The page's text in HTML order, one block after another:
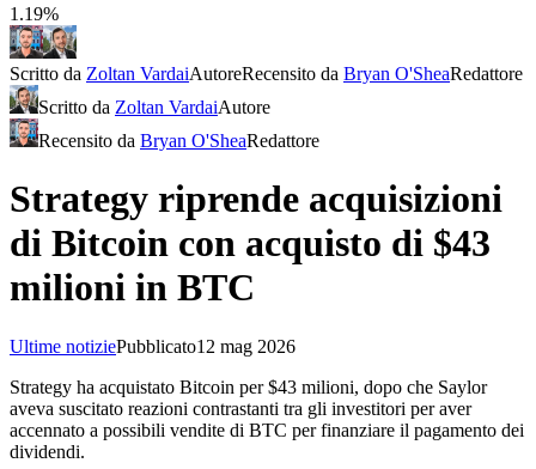
1.19%
Scritto da Zoltan VardaiAutoreRecensito da Bryan O'SheaRedattore
Scritto da Zoltan VardaiAutore
Recensito da Bryan O'SheaRedattore
Strategy riprende acquisizioni
di Bitcoin con acquisto di $43
milioni in BTC
Ultime notiziePubblicato12 mag 2026
Strategy ha acquistato Bitcoin per $43 milioni, dopo che Saylor
aveva suscitato reazioni contrastanti tra gli investitori per aver
accennato a possibili vendite di BTC per finanziare il pagamento dei
dividendi.